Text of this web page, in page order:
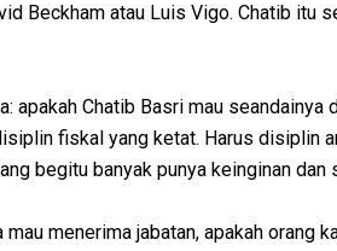
Beckham atau Luis Vigo. Chatib itu
apakah Chatib Basri mau
fiskal yang ketat. Harus disiplin
begitu banyak punya keinginan
mau menerima jabatan, apakah orang